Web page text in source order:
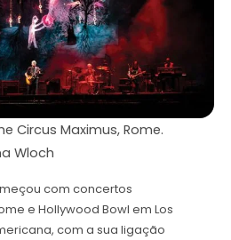
Circus Maximus, Rome.
Wloch
com concertos
e Hollywood Bowl em Los
com a sua ligação